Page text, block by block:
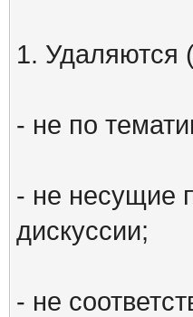
1. Удаляются
- не по
- не несущие
дискуссии;
- не